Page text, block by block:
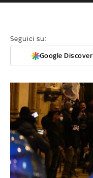
Seguici su:
Google Discover